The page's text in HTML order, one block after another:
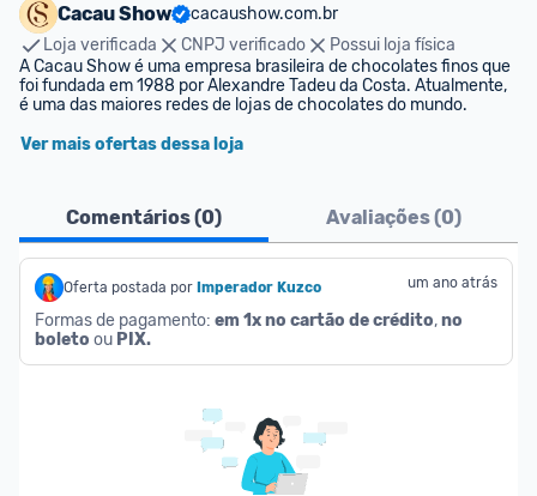
Cacau Show
cacaushow.com.br
Loja verificada
CNPJ verificado
Possui loja física
A Cacau Show é uma empresa brasileira de chocolates finos que
foi fundada em 1988 por Alexandre Tadeu da Costa. Atualmente,
é uma das maiores redes de lojas de chocolates do mundo.
Ver mais ofertas dessa loja
Comentários (0) Avaliações (0)
Oferta postada por Imperador Kuzco um ano atrás
Formas de pagamento: em 1x no cartão de crédito, no
boleto ou PIX.